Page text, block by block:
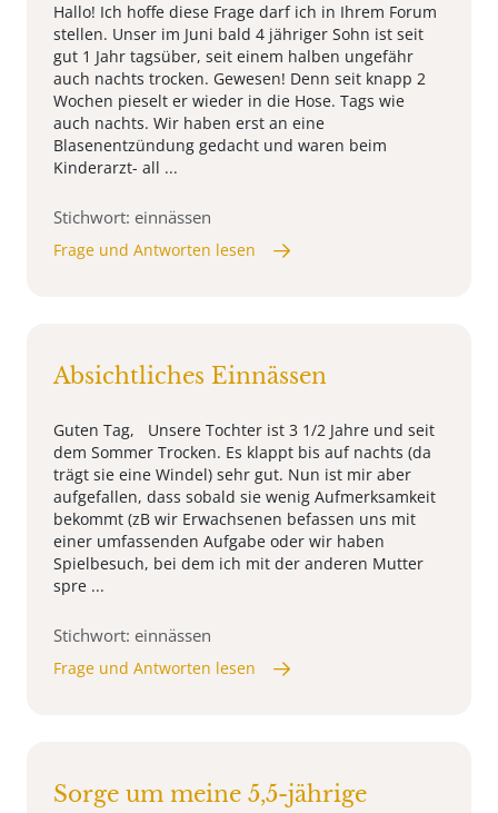
Hallo! Ich hoffe diese Frage darf ich in Ihrem Forum
stellen. Unser im Juni bald 4 jähriger Sohn ist seit
gut 1 Jahr tagsüber, seit einem halben ungefähr
auch nachts trocken. Gewesen! Denn seit knapp 2
Wochen pieselt er wieder in die Hose. Tags wie
auch nachts. Wir haben erst an eine
Blasenentzündung gedacht und waren beim
Kinderarzt- all ...
Stichwort: einnässen
Frage und Antworten lesen
Absichtliches Einnässen
Guten Tag, Unsere Tochter ist 3 1/2 Jahre und seit
dem Sommer Trocken. Es klappt bis auf nachts (da
trägt sie eine Windel) sehr gut. Nun ist mir aber
aufgefallen, dass sobald sie wenig Aufmerksamkeit
bekommt (zB wir Erwachsenen befassen uns mit
einer umfassenden Aufgabe oder wir haben
Spielbesuch, bei dem ich mit der anderen Mutter
spre ...
Stichwort: einnässen
Frage und Antworten lesen
Sorge um meine 5,5-jährige